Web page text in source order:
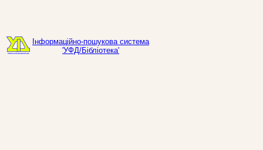
Інформаційно-пошукова система
'УФД/Бібліотека'